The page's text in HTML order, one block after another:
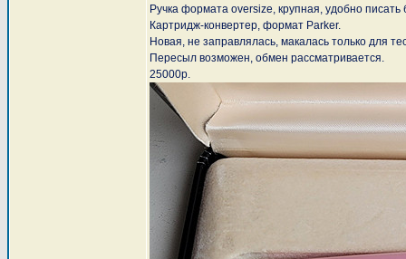
Ручка формата oversize, крупная, удобно писать
Картридж-конвертер, формат Parker.
Новая, не заправлялась, макалась только для
Пересыл возможен, обмен рассматривается.
25000р.